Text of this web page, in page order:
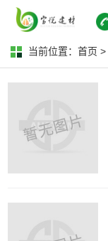
当前位置： 首页 >